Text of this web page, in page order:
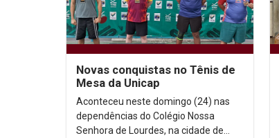
Novas conquistas no Tênis de
Mesa da Unicap
Aconteceu neste domingo (24) nas
dependências do Colégio Nossa
Senhora de Lourdes, na cidade de